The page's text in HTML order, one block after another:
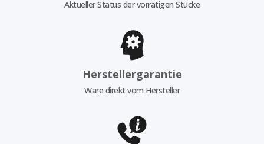
Aktueller Status der vorrätigen Stücke
Herstellergarantie
Ware direkt vom Hersteller